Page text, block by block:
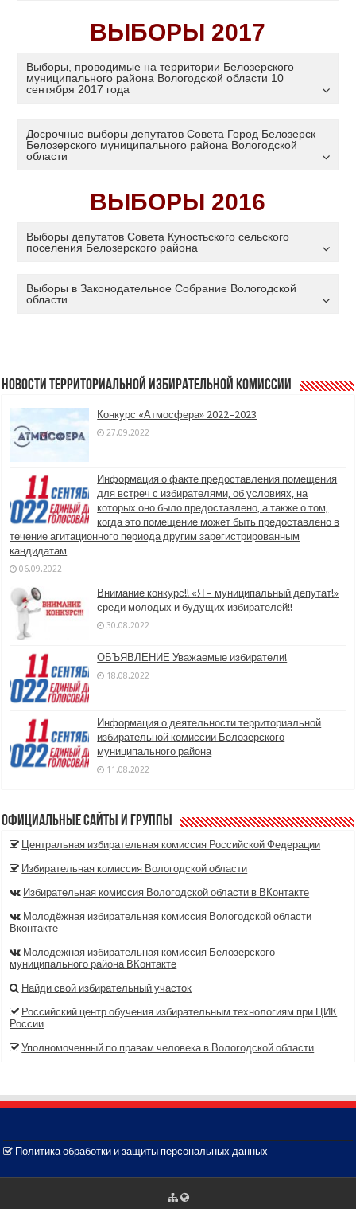
ВЫБОРЫ 2017
Выборы, проводимые на территории Белозерского
муниципального района Вологодской области 10
сентября 2017 года
Досрочные выборы депутатов Совета Город Белозерск
Белозерского муниципального района Вологодской
области
ВЫБОРЫ 2016
Выборы депутатов Совета Куностьского сельского
поселения Белозерского района
Выборы в Законодательное Собрание Вологодской
области
Новости территориальной избирательной комиссии
Конкурс «Атмосфера» 2022–2023
27.09.2022
Информация о факте предоставления помещения
для встреч с избирателями, об условиях, на
которых оно было предоставлено, а также о том,
когда это помещение может быть предоставлено в
течение агитационного периода другим зарегистрированным
кандидатам
06.09.2022
Внимание конкурс!! «Я – муниципальный депутат!»
среди молодых и будущих избирателей!!
30.08.2022
ОБЪЯВЛЕНИЕ Уважаемые избиратели!
18.08.2022
Информация о деятельности территориальной
избирательной комиссии Белозерского
муниципального района
11.08.2022
Официальные сайты и группы
Центральная избирательная комиссия Российской Федерации
Избирательная комиссия Вологодской области
Избирательная комиссия Вологодской области в ВКонтакте
Молодёжная избирательная комиссия Вологодской области
Вконтакте
Молодежная избирательная комиссия Белозерского
муниципального района ВКонтакте
Найди свой избирательный участок
Российский центр обучения избирательным технологиям при ЦИК
России
Уполномоченный по правам человека в Вологодской области
Политика обработки и защиты персональных данных